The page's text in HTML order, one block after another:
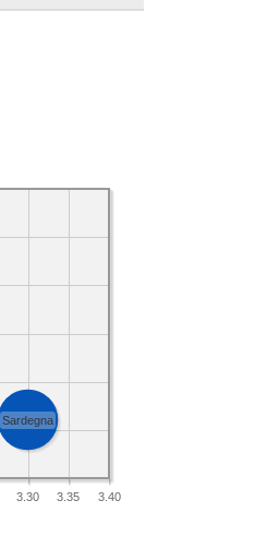
3.30 3.35 3.40
Sardegna